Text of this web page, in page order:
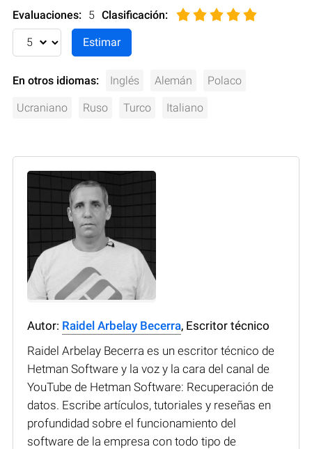
Evaluaciones: 5 Clasificación:
En otros idiomas: Inglés Alemán Polaco
Ucraniano Ruso Turco Italiano
Autor: Raidel Arbelay Becerra, Escritor técnico
Raidel Arbelay Becerra es un escritor técnico de
Hetman Software y la voz y la cara del canal de
YouTube de Hetman Software: Recuperación de
datos. Escribe artículos, tutoriales y reseñas en
profundidad sobre el funcionamiento del
software de la empresa con todo tipo de